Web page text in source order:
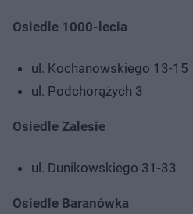
Osiedle 1000-lecia
ul. Kochanowskiego 13-15
ul. Podchorążych 3
Osiedle Zalesie
ul. Dunikowskiego 31-33
Osiedle Baranówka